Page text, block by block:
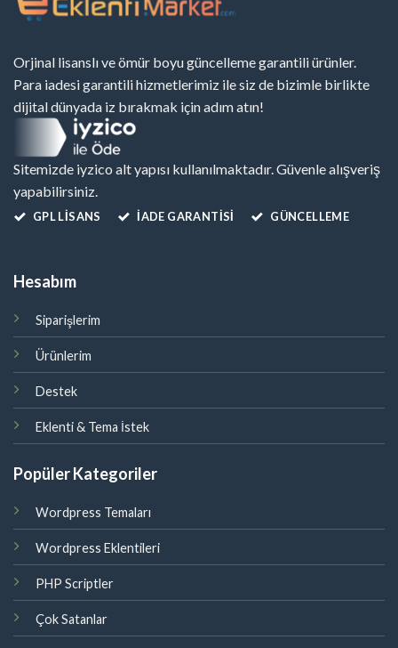
Orjinal lisanslı ve ömür boyu güncelleme garantili ürünler.
Para iadesi garantili hizmetlerimiz ile siz de bizimle birlikte
dijital dünyada iz bırakmak için adım atın!
Sitemizde iyzico alt yapısı kullanılmaktadır. Güvenle alışveriş
yapabilirsiniz.
GPL LISANS İADE GARANTİSİ GÜNCELLEME
Hesabım
Siparişlerim
Ürünlerim
Destek
Eklenti & Tema İstek
Popüler Kategoriler
Wordpress Temaları
Wordpress Eklentileri
PHP Scriptler
Çok Satanlar